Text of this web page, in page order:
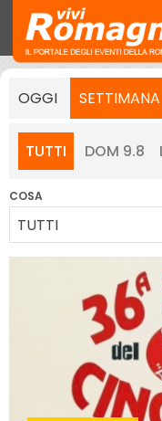
OGGI SETTIMANA
TUTTI DOM 9.8
COSA
TUTTI